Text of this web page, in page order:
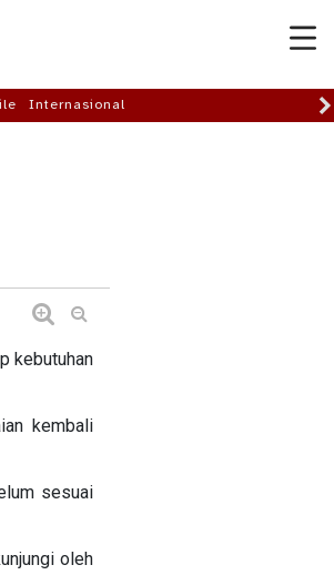
Internasional
kebutuhan
kembali
sesuai
oleh